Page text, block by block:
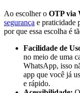
Ao escolher o OTP via
segurança e praticidade
por que essa escolha é
Facilidade de
no meio de uma
WhatsApp, isso
app que você já
e rápido.